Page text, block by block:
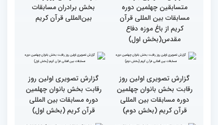
گزارش تصویری بازدید
متسابقین چهلمین دوره
مسابقات بین المللی قرآن
کریم از باغ موزه دفاع
مقدس(بخش اول)
بین‌المللی قرآن کریم
گزارش تصویری اولین روز
گزارش تصویری اولین روز